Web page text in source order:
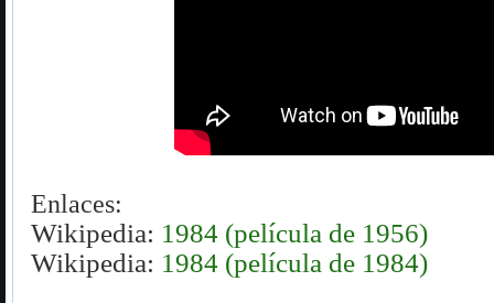
Enlaces:
Wikipedia: 1984 (película de 1956)
Wikipedia: 1984 (película de 1984)